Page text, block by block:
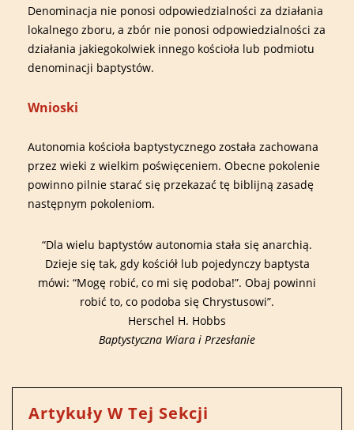
Denominacja nie ponosi odpowiedzialności za działania
lokalnego zboru, a zbór nie ponosi odpowiedzialności za
działania jakiegokolwiek innego kościoła lub podmiotu
denominacji baptystów.
Wnioski
Autonomia kościoła baptystycznego została zachowana
przez wieki z wielkim poświęceniem. Obecne pokolenie
powinno pilnie starać się przekazać tę biblijną zasadę
następnym pokoleniom.
“Dla wielu baptystów autonomia stała się anarchią.
Dzieje się tak, gdy kościół lub pojedynczy baptysta
mówi: “Mogę robić, co mi się podoba!”. Obaj powinni
robić to, co podoba się Chrystusowi”.
Herschel H. Hobbs
Baptystyczna Wiara i Przesłanie
Artykuły W Tej Sekcji